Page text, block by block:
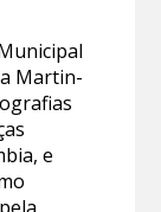
Martin-
e